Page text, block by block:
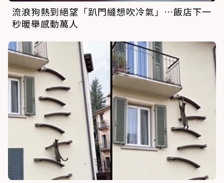
流浪狗熱到絕望「趴門縫想吹冷氣」…飯店下一
秒暖舉感動萬人